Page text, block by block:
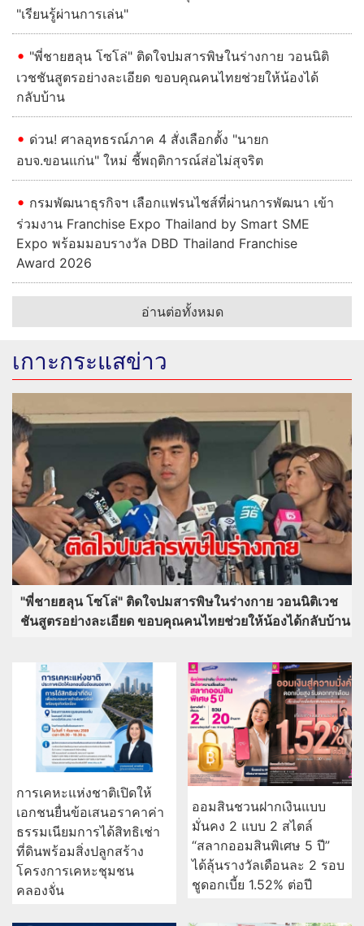
"เรียนรู้ผ่านการเล่น"
"พี่ชายฮลุน โซโล่" ติดใจปมสารพิษในร่างกาย วอนนิติ
เวชชันสูตรอย่างละเอียด ขอบคุณคนไทยช่วยให้น้องได้
กลับบ้าน
ด่วน! ศาลอุทธรณ์ภาค 4 สั่งเลือกตั้ง "นายก
อบจ.ขอนแก่น" ใหม่ ชี้พฤติการณ์ส่อไม่สุจริต
กรมพัฒนาธุรกิจฯ เลือกแฟรนไชส์ที่ผ่านการพัฒนา เข้า
ร่วมงาน Franchise Expo Thailand by Smart SME
Expo พร้อมมอบรางวัล DBD Thailand Franchise
Award 2026
อ่านต่อทั้งหมด
เกาะกระแสข่าว
"พี่ชายฮลุน โซโล่" ติดใจปมสารพิษในร่างกาย วอนนิติเวช
ชันสูตรอย่างละเอียด ขอบคุณคนไทยช่วยให้น้องได้กลับบ้าน
การเคหะแห่งชาติเปิดให้
เอกชนยื่นข้อเสนอราคาค่า
ธรรมเนียมการได้สิทธิเช่า
ที่ดินพร้อมสิ่งปลูกสร้าง
โครงการเคหะชุมชน
คลองจั่น
ออมสินชวนฝากเงินแบบ
มั่นคง 2 แบบ 2 สไตล์
“สลากออมสินพิเศษ 5 ปี”
ได้ลุ้นรางวัลเดือนละ 2 รอบ
ชูดอกเบี้ย 1.52% ต่อปี